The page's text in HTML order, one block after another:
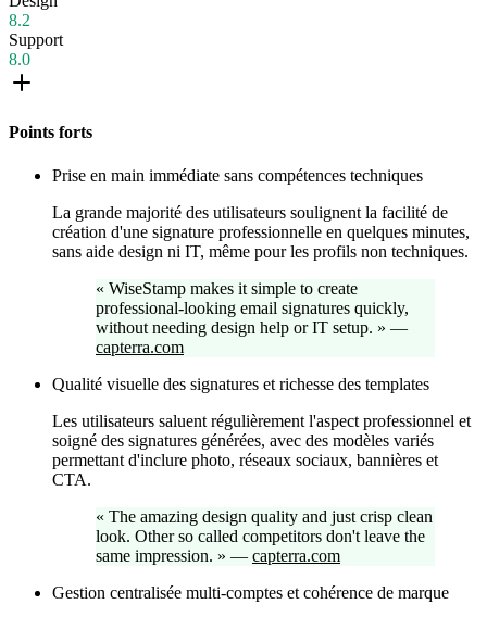
8.2
Support
8.0
Points forts
Prise en main immédiate sans compétences techniques
La grande majorité des utilisateurs soulignent la facilité de
création d'une signature professionnelle en quelques minutes,
sans aide design ni IT, même pour les profils non techniques.
« WiseStamp makes it simple to create
professional-looking email signatures quickly,
without needing design help or IT setup. » —
capterra.com
Qualité visuelle des signatures et richesse des templates
Les utilisateurs saluent régulièrement l'aspect professionnel et
soigné des signatures générées, avec des modèles variés
permettant d'inclure photo, réseaux sociaux, bannières et
CTA.
« The amazing design quality and just crisp clean
look. Other so called competitors don't leave the
same impression. » — capterra.com
Gestion centralisée multi-comptes et cohérence de marque